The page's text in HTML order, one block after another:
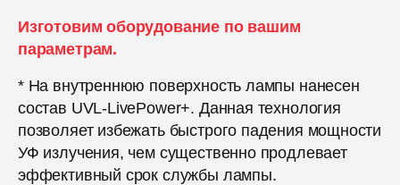
Изготовим оборудование по вашим
параметрам.
* На внутреннюю поверхность лампы нанесен
состав UVL-LivePower+. Данная технология
позволяет избежать быстрого падения мощности
УФ излучения, чем существенно продлевает
эффективный срок службы лампы.